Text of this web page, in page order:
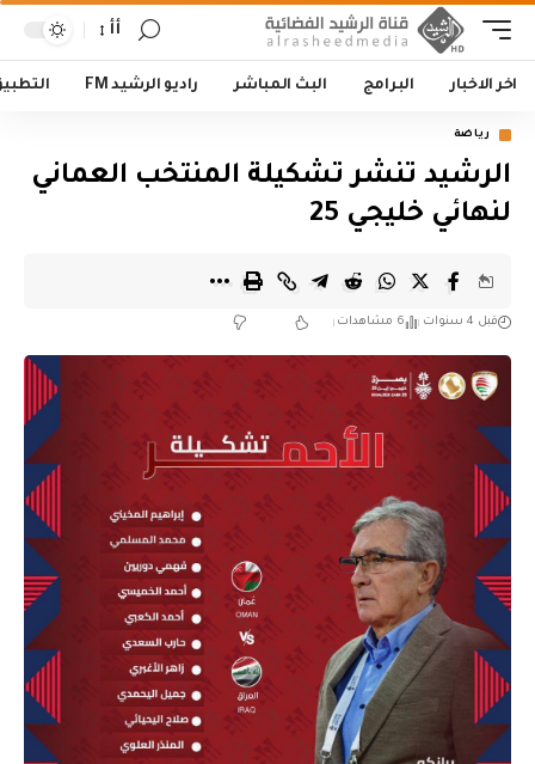
أأ
اخر الاخبار البرامج البث المباشر راديو الرشيد FM
رياضة
الرشيد تنشر تشكيلة المنتخب العماني
لنهائي خليجي 25
قبل 4 سنوات 6 مشاهدات